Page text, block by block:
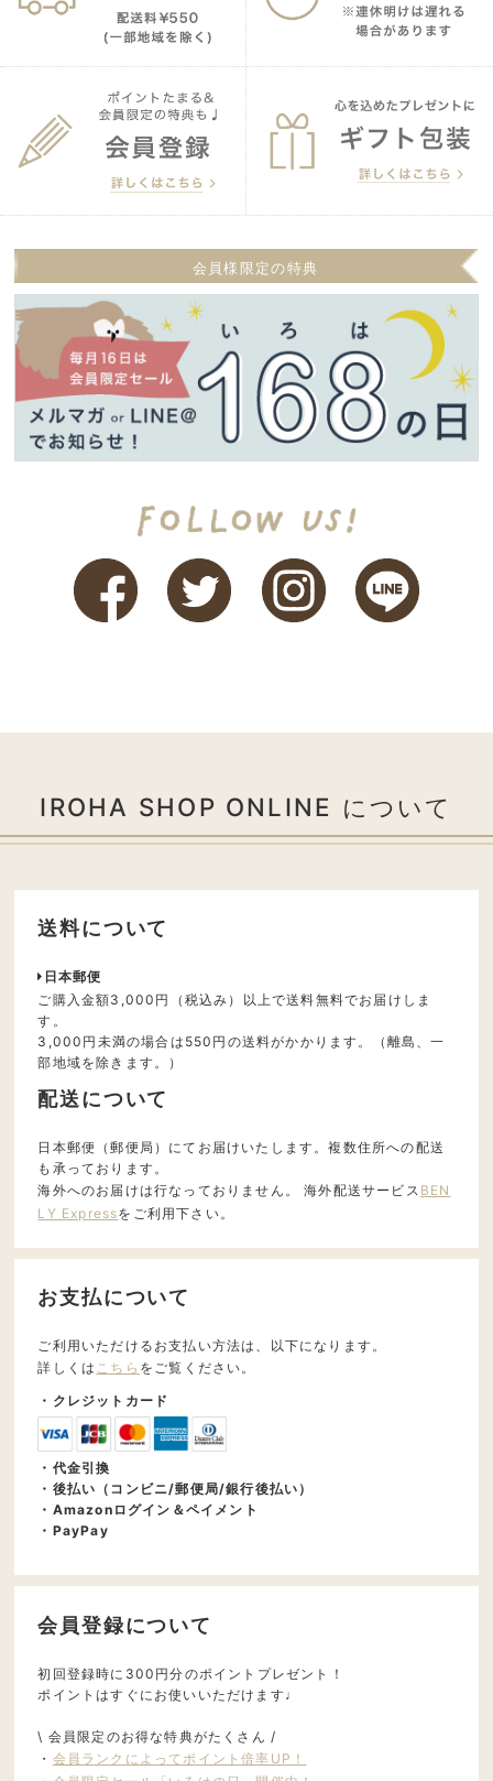
会員様限定の特典
IROHA SHOP ONLINE について
送料について
日本郵便
ご購入金額3,000円（税込み）以上で送料無料でお届けしま
す。
3,000円未満の場合は550円の送料がかかります。（離島、一
部地域を除きます。）
配送について
日本郵便（郵便局）にてお届けいたします。複数住所への配送
も承っております。
海外へのお届けは行なっておりません。 海外配送サービス BEN
LY Expressをご利用下さい。
お支払について
ご利用いただけるお支払い方法は、以下になります。
詳しくは こちら をご覧ください。
・クレジットカード
・代金引換
・後払い（コンビニ/郵便局/銀行後払い）
・Amazonログイン＆ペイメント
・PayPay
会員登録について
初回登録時に300円分のポイントプレゼント！
ポイントはすぐにお使いいただけます♩
\ 会員限定のお得な特典がたくさん /
・ 会員ランクによってポイント倍率UP！